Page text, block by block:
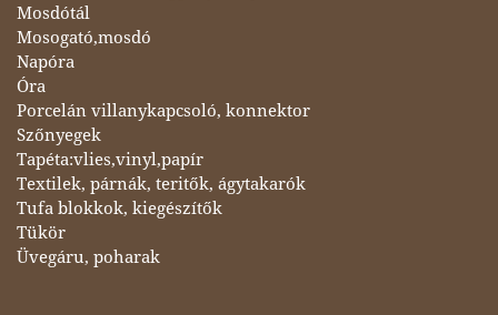
Mosdótál
Mosogató,mosdó
Napóra
Óra
Porcelán villanykapcsoló, konnektor
Szőnyegek
Tapéta:vlies,vinyl,papír
Textilek, párnák, teritők, ágytakarók
Tufa blokkok, kiegészítők
Tükör
Üvegáru, poharak